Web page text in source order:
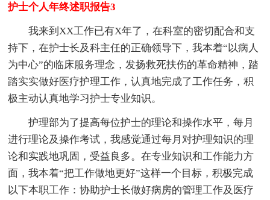
护士个人年终述职报告3
我来到XX工作已有X年了，在科室的密切配合和支
持下，在护士长及科主任的正确领导下，我本着“以病人
为中心”的临床服务理念，发扬救死扶伤的革命精神，踏
踏实实做好医疗护理工作，认真地完成了工作任务，积
极主动认真地学习护士专业知识。
护理部为了提高每位护士的理论和操作水平，每月
进行理论及操作考试，我感觉通过每月对护理知识的理
论和实践地巩固，受益良多。在专业知识和工作能力方
面，我本着“把工作做地更好”这样一个目标，积极完成
以下本职工作：协助护士长做好病房的管理工作及医疗